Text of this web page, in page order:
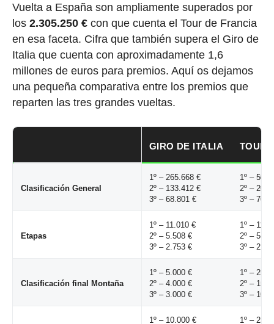
Vuelta a España son ampliamente superados por
los 2.305.250 € con que cuenta el Tour de Francia
en esa faceta. Cifra que también supera el Giro de
Italia que cuenta con aproximadamente 1,6
millones de euros para premios. Aquí os dejamos
una pequeña comparativa entre los premios que
reparten las tres grandes vueltas.
GIRO DE ITALIA TOUR
Clasificación General
1º – 265.668 €
2º – 133.412 €
3º – 68.801 €
1º –
2º –
3º –
Etapas
1º – 11.010 €
2º – 5.508 €
3º – 2.753 €
1º –
2º –
3º –
Clasificación final Montaña
1º – 5.000 €
2º – 4.000 €
3º – 3.000 €
1º –
2º –
3º –
1º – 10.000 €
1º –